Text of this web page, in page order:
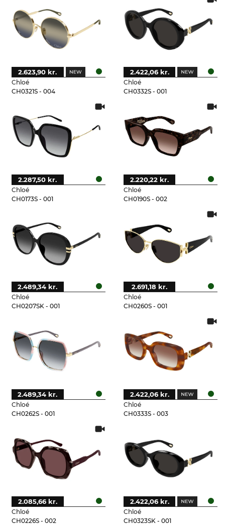
Chloé
CH0321S - 004
2.623,90 kr.
Chloé
CH0332S - 001
2.422,06 kr.
Chloé
CH0173S - 001
2.287,50 kr.
Chloé
CH0190S - 002
2.220,22 kr.
Chloé
CH0207SK - 001
2.489,34 kr.
Chloé
CH0260S - 001
2.691,18 kr.
Chloé
CH0262S - 001
2.489,34 kr.
Chloé
CH0333S - 003
2.422,06 kr.
Chloé
CH0226S - 002
2.085,66 kr.
Chloé
CH0323SK - 001
2.422,06 kr.